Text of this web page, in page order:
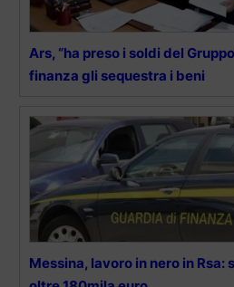
Ars, “ha preso i soldi del
finanza gli sequestra i beni
Messina, lavoro in nero in Rsa: